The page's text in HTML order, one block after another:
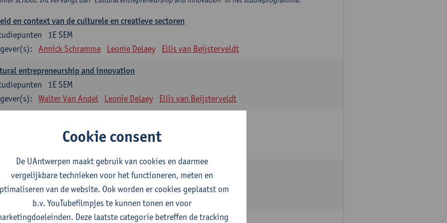
en context van de culturele en creatieve sectoren
1E SEM
Annick Schramme Leonie Delaey Ellis van Beijsterveldt
entrepreneurship and innovation
1E SEM
Walter Van Andel Leonie Delaey Ellis van Beijsterveldt
1E SEM
cultuurmanagement
1E/2E SEM
studiepunten
Annick Schramme Leonie Delaey
kader van de cultuursector
Cookie consent
De UAntwerpen maakt gebruik van cookies en daarmee
vergelijkbare technieken voor het functioneren, meten en
van de website. Ook worden er cookies geplaatst om
b.v. YouTubefilmpjes te kunnen tonen en voor
Deze laatste categorie betreffen de tracking